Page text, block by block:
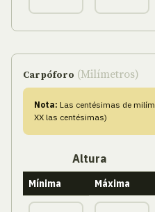
Carpóforo (Milímetros)
Nota: Las centésimas de
XX las centésimas)
Altura
Mínima Máxima